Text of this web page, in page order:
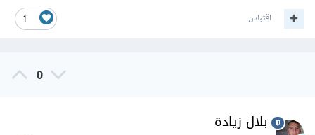
builder: (BuildContext context,
AsyncSnapshot snapshot) {
  child: Text('No Connection'),
1 اقتباس
0
بلال زيادة